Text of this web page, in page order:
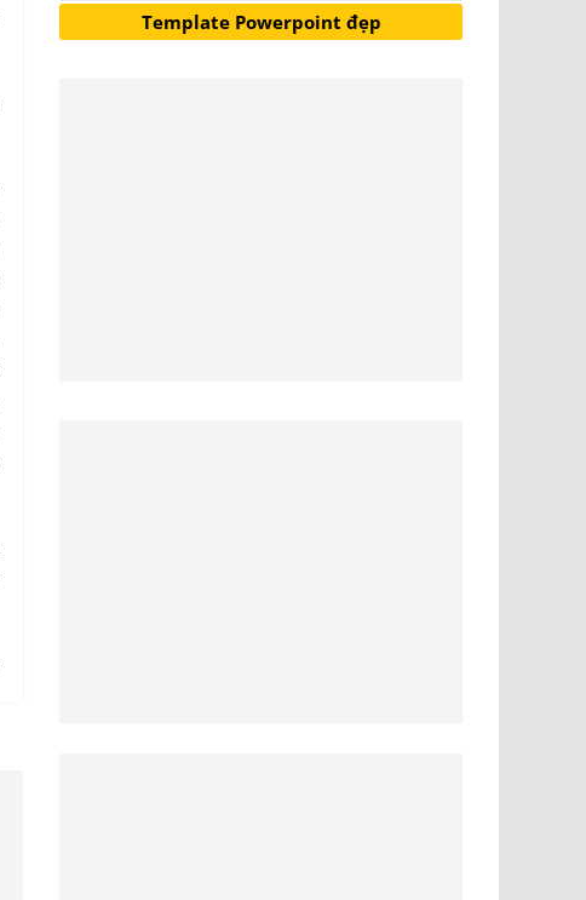
Template Powerpoint đẹp